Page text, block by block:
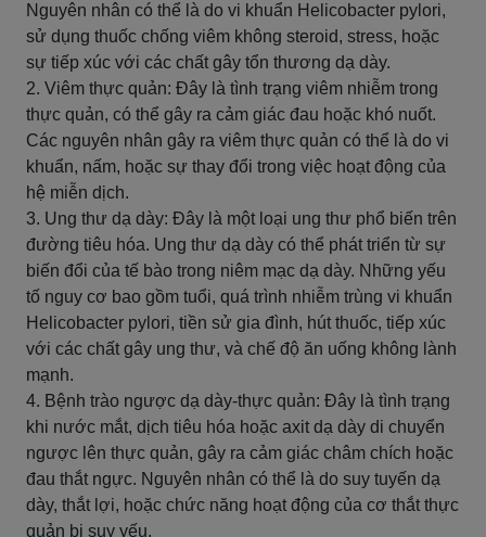
Nguyên nhân có thể là do vi khuẩn Helicobacter pylori,
sử dụng thuốc chống viêm không steroid, stress, hoặc
sự tiếp xúc với các chất gây tổn thương dạ dày.
2. Viêm thực quản: Đây là tình trạng viêm nhiễm trong
thực quản, có thể gây ra cảm giác đau hoặc khó nuốt.
Các nguyên nhân gây ra viêm thực quản có thể là do vi
khuẩn, nấm, hoặc sự thay đổi trong việc hoạt động của
hệ miễn dịch.
3. Ung thư dạ dày: Đây là một loại ung thư phổ biến trên
đường tiêu hóa. Ung thư dạ dày có thể phát triển từ sự
biến đổi của tế bào trong niêm mạc dạ dày. Những yếu
tố nguy cơ bao gồm tuổi, quá trình nhiễm trùng vi khuẩn
Helicobacter pylori, tiền sử gia đình, hút thuốc, tiếp xúc
với các chất gây ung thư, và chế độ ăn uống không lành
mạnh.
4. Bệnh trào ngược dạ dày-thực quản: Đây là tình trạng
khi nước mắt, dịch tiêu hóa hoặc axit dạ dày di chuyển
ngược lên thực quản, gây ra cảm giác châm chích hoặc
đau thắt ngực. Nguyên nhân có thể là do suy tuyến dạ
dày, thắt lợi, hoặc chức năng hoạt động của cơ thắt thực
quản bị suy yếu.